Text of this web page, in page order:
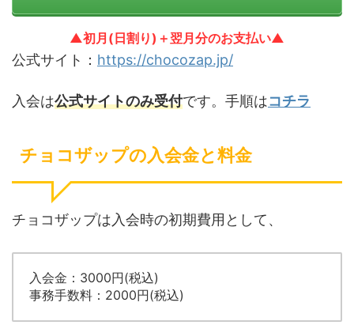
▲初月(日割り)＋翌月分のお支払い▲
公式サイト： https://chocozap.jp/
入会は公式サイトのみ受付です。手順はコチラ
チョコザップの入会金と料金
チョコザップは入会時の初期費用として、
入会金：3000円(税込)
事務手数料：2000円(税込)